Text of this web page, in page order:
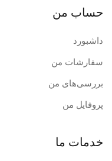
حساب من
داشبورد
سفارشات من
بررسی‌های من
پروفایل من
خدمات ما